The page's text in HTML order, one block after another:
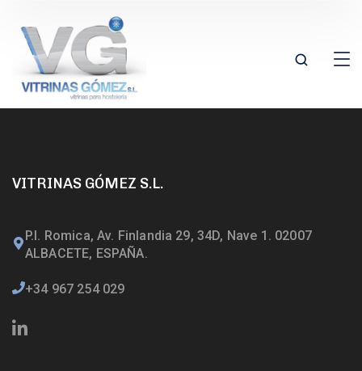
VITRINAS GÓMEZ S.L.
P.I. Romica, Av. Finlandia 29, 34D, Nave 1. 02007
ALBACETE, ESPAÑA.
+34 967 254 029